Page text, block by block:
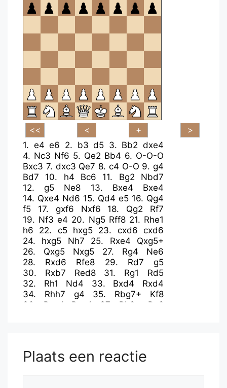
openen.
1. e4 e6 2. b3 d5 3. Bb2 dxe4
4. Nc3 Nf6 5. Qe2 Bb4 6. O-O-O
Bxc3 7. dxc3 Qe7 8. c4 O-O 9. g4
Bd7
10. h4 Bc6 11. Bg2
Nbd7
12.g5 Ne8 13. Bxe4
Bxe4
14. Qxe4 Nd6 15. Qd4 e5 16. Qg4
f5
17. gxf6 Nxf6 18. Qg2
Rf7
19. Nf3 e4 20. Ng5 Rff8 21. Rhe1
h6
22. c5 hxg5 23. cxd6
cxd6
24. hxg5 Nh7 25. Rxe4
Qxg5+
26. Qxg5 Nxg5 27. Rg4
Ne6
28. Rxd6 Rfe8 29. Rd7
g5
30. Rxb7 Red8 31. Rg1
Rd5
32. Rh1 Nd4 33. Bxd4
Rxd4
34. Rhh7 g4 35. Rbg7+
Kf8
36. Rxg4 Rxg4 37. Rh8+
Rg8
Rxc4+ 48.Kb3 Kc5 49.b6
axb6
Plaats een reactie